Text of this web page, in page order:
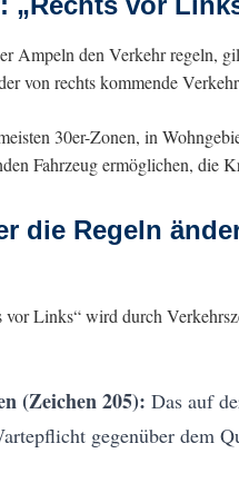
Ampeln den Verkehr regeln,
von rechts kommende
30er-Zonen, in
Fahrzeug ermöglichen, die
die Regeln
Links“ wird durch
(Zeichen 205): Das auf
gegenüber dem